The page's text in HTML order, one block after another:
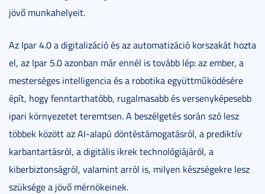
jövő munkahelyeit.
Az Ipar 4.0 a digitalizáció és az automatizáció korszakát hozta
el, az Ipar 5.0 azonban már ennél is tovább lép: az ember, a
mesterséges intelligencia és a robotika együttműködésére
épít, hogy fenntarthatóbb, rugalmasabb és versenyképesebb
ipari környezetet teremtsen. A beszélgetés során szó lesz
többek között az AI-alapú döntéstámogatásról, a prediktív
karbantartásról, a digitális ikrek technológiájáról, a
kiberbiztonságról, valamint arról is, milyen készségekre lesz
szüksége a jövő mérnökeinek.